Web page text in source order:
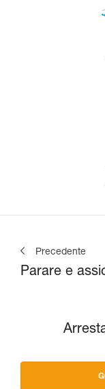
Precedente
Parare e